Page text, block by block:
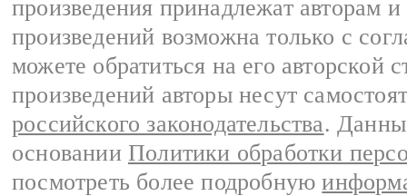
произведения принадлежат авторам
произведений возможна только с
можете обратиться на его авторской
произведений авторы несут
российского законодательства.
основании Политики обработки
посмотреть более подробную